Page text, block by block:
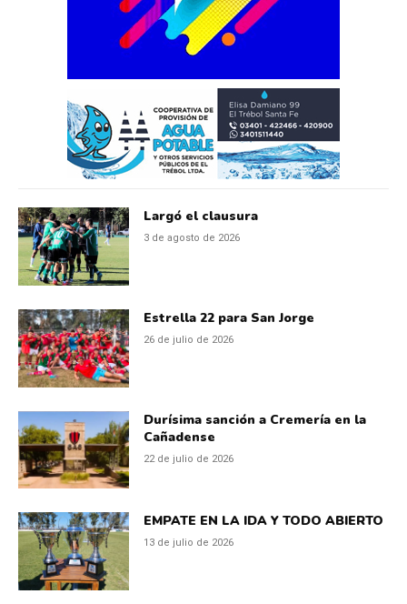
Largó el clausura
3 de agosto de 2026
Estrella 22 para San Jorge
26 de julio de 2026
Durísima sanción a Cremería en la
Cañadense
22 de julio de 2026
EMPATE EN LA IDA Y TODO ABIERTO
13 de julio de 2026